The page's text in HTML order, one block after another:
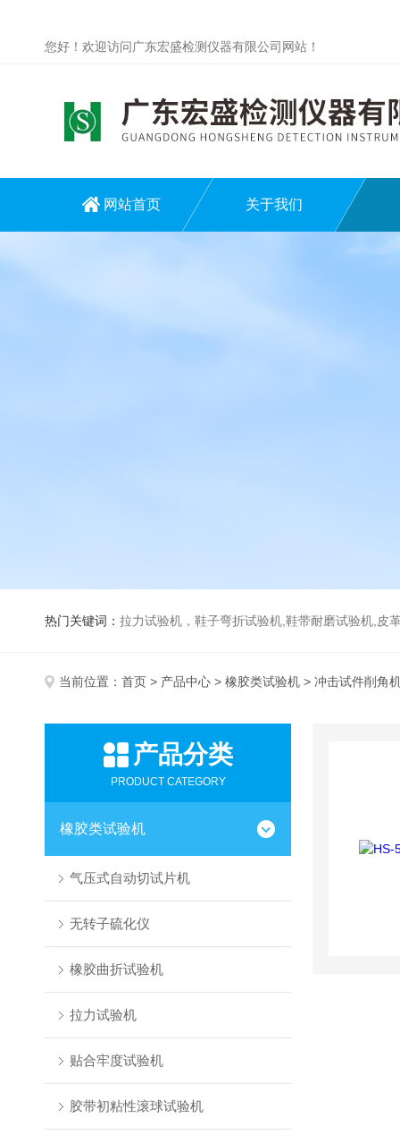
您好！欢迎访问广东宏盛检测仪器有限公司网站！
网站首页 关于我们
热门关键词： 拉力试验机，鞋子弯折试验机,鞋带耐磨试验机,皮革伸缩试验机,马丁代尔
当前位置： 首页 > 产品中心 > 橡胶类试验机 > 冲击试件削角
产品分类
PRODUCT CATEGORY
橡胶类试验机
气压式自动切试片机
无转子硫化仪
橡胶曲折试验机
拉力试验机
贴合牢度试验机
胶带初粘性滚球试验机